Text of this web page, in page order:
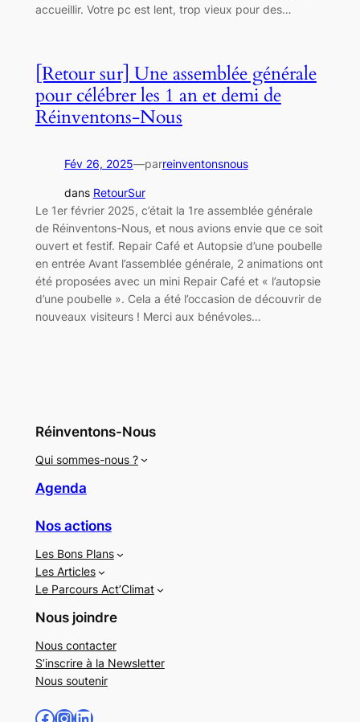
accueillir. Votre pc est lent, trop vieux pour des…
[Retour sur] Une assemblée générale
pour célébrer les 1 an et demi de
Réinventons-Nous
Fév 26, 2025—parreinventonsnous
dans RetourSur
Le 1er février 2025, c’était la 1re assemblée générale
de Réinventons-Nous, et nous avions envie que ce soit
ouvert et festif. Repair Café et Autopsie d’une poubelle
en entrée Avant l’assemblée générale, 2 animations ont
été proposées avec un mini Repair Café et « l’autopsie
d’une poubelle ». Cela a été l’occasion de découvrir de
nouveaux visiteurs ! Merci aux bénévoles…
Réinventons-Nous
Qui sommes-nous ?
Agenda
Nos actions
Les Bons Plans
Les Articles
Le Parcours Act’Climat
Nous joindre
Nous contacter
S’inscrire à la Newsletter
Nous soutenir